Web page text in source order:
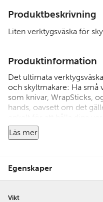
Produktbeskrivning
Liten verktygsväska för
Produktinformation
Det ultimata
och skyltmakare: Ha
som knivar, WrapSticks,
hands, oavsett om det
enkelt för att hålla dina
verkstad.
Verktyg ingår inte.
Läs mer
Egenskaper
Vikt